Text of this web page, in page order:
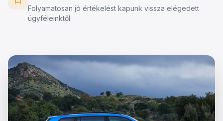
Folyamatosan jó értékelést kapunk vissza elégedett
ügyféleinktől.